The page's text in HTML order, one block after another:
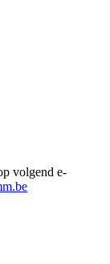
volgend e-